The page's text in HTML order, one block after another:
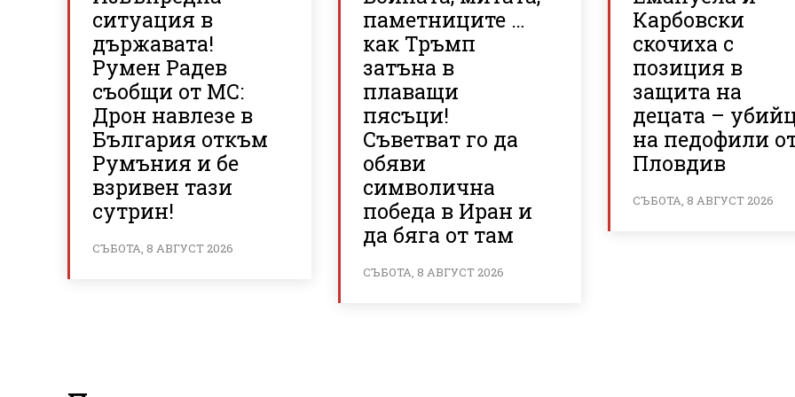
ситуация в
държавата!
Румен Радев
съобщи от МС:
Дрон навлезе в
България откъм
Румъния и бе
взривен тази
сутрин!
СЪБОТА, 8 АВГУСТ 2026
паметниците …
как Тръмп
затъна в
плаващи
пясъци!
Съветват го да
обяви
символична
победа в Иран и
да бяга от там
СЪБОТА, 8 АВГУСТ 2026
Карбовски
скочиха с
позиция в
защита на
децата –
на педофили
Пловдив
СЪБОТА, 8 АВГУСТ 2026